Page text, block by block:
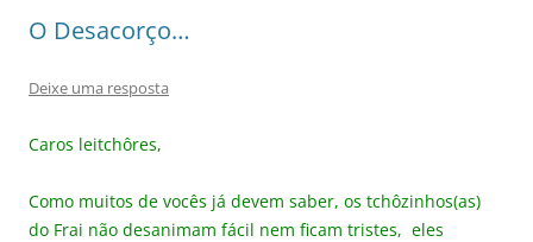
O Desacorço…
Deixe uma resposta
Caros leitchôres,
Como muitos de vocês já devem saber, os tchôzinhos(as)
do Frai não desanimam fácil nem ficam tristes, eles